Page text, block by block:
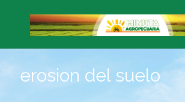
erosion del suelo